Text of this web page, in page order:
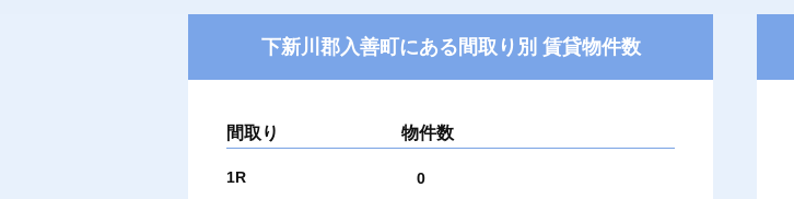
下新川郡入善町にある間取り別 賃貸物件数
間取り 物件数
1R 0